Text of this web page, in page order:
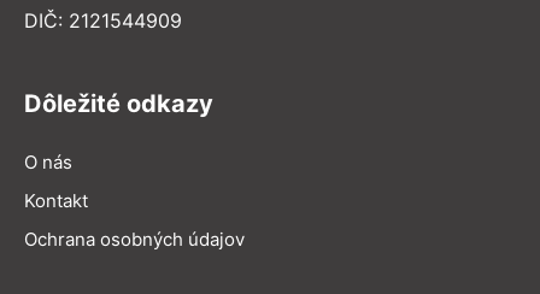
DIČ: 2121544909
Dôležité odkazy
O nás
Kontakt
Ochrana osobných údajov